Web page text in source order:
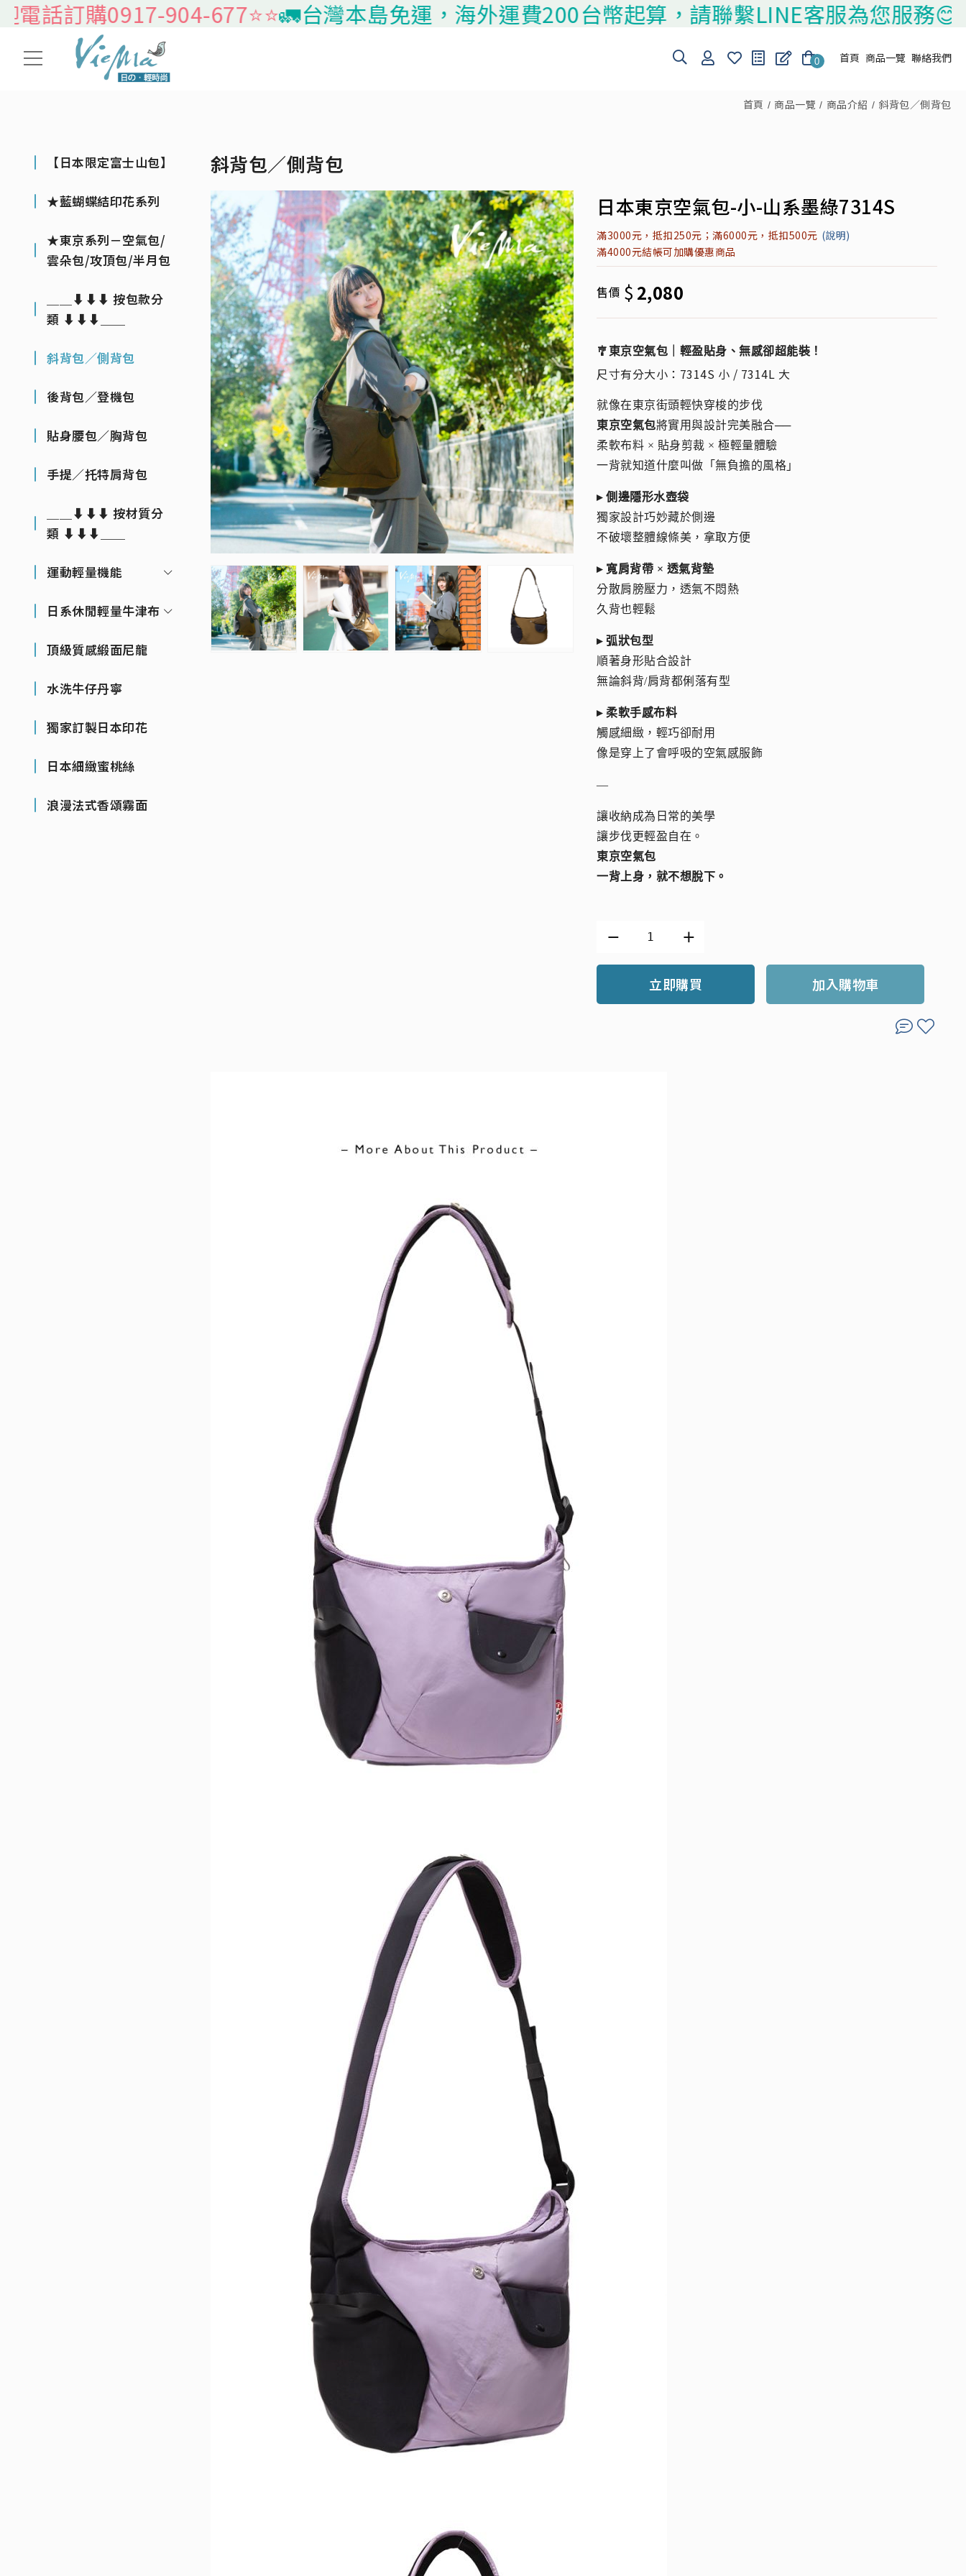
訂購0917-904-677⭐️⭐️🚛台灣本島免運，海外運費200台幣起算，請聯繫LINE客服為您服務😊
0 首頁 商品一覽 聯絡我們
首頁 商品一覽 商品介紹 斜背包／側背包
【日本限定富士山包】
★藍蝴蝶結印花系列
★東京系列－空氣包/
雲朵包/攻頂包/半月包
＿＿⬇⬇⬇ 按包款分
類 ⬇⬇⬇＿＿
斜背包／側背包
後背包／登機包
貼身腰包／胸背包
手提／托特肩背包
＿＿⬇⬇⬇ 按材質分
類 ⬇⬇⬇＿＿
運動輕量機能
日系休閒輕量牛津布
頂級質感緞面尼龍
水洗牛仔丹寧
獨家訂製日本印花
日本細緻蜜桃絲
浪漫法式香頌霧面
斜背包／側背包
日本東京空氣包-小-山系墨綠7314S
滿3000元，抵扣250元；滿6000元，抵扣500元 (說明)
滿4000元結帳可加購優惠商品
售價 $ 2,080
🎐東京空氣包｜輕盈貼身、無感卻超能裝！
尺寸有分大小：7314S 小 / 7314L 大
就像在東京街頭輕快穿梭的步伐
東京空氣包將實用與設計完美融合──
柔軟布料 × 貼身剪裁 × 極輕量體驗
一背就知道什麼叫做「無負擔的風格」
▸ 側邊隱形水壺袋
獨家設計巧妙藏於側邊
不破壞整體線條美，拿取方便
▸ 寬肩背帶 × 透氣背墊
分散肩膀壓力，透氣不悶熱
久背也輕鬆
▸ 弧狀包型
順著身形貼合設計
無論斜背/肩背都俐落有型
▸ 柔軟手感布料
觸感細緻，輕巧卻耐用
像是穿上了會呼吸的空氣感服飾
—
讓收納成為日常的美學
讓步伐更輕盈自在。
東京空氣包
一背上身，就不想脫下。
立即購買 加入購物車